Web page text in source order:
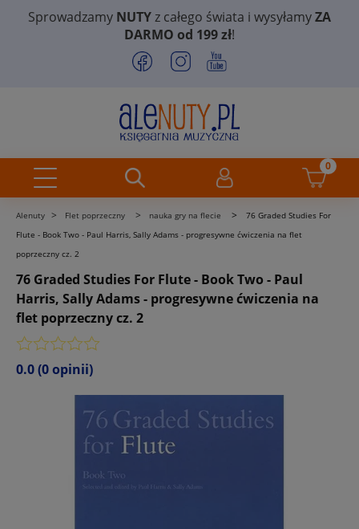
Sprowadzamy NUTYz całego świata i wysyłamyZA
DARMO od 199 zł!
Alenuty > Flet poprzeczny > nauka gry na flecie >
76 Graded Studies For
Flute - Book Two - Paul Harris, Sally Adams - progresywne ćwiczenia na flet
poprzeczny cz. 2
76 Graded Studies For Flute - Book Two - Paul
Harris, Sally Adams - progresywne ćwiczenia na
flet poprzeczny cz. 2
0.0(0 opinii)